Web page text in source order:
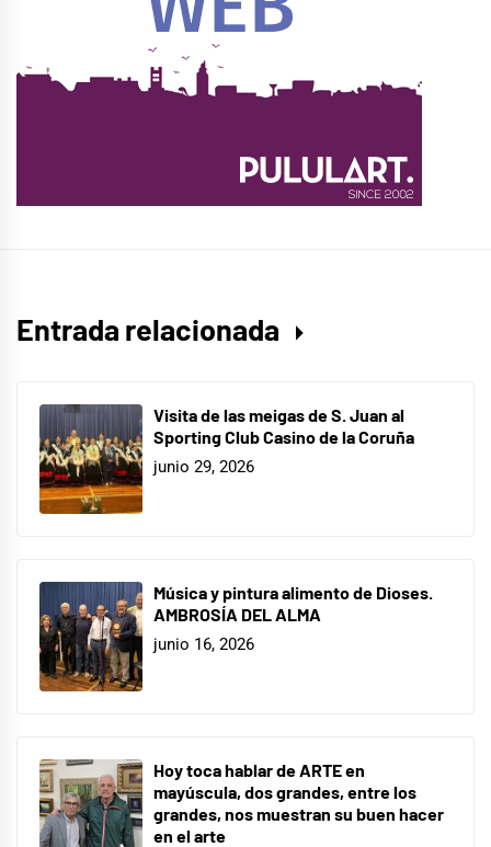
Entrada relacionada
Visita de las meigas de S. Juan al
Sporting Club Casino de la Coruña
junio 29, 2026
Música y pintura alimento de Dioses.
AMBROSÍA DEL ALMA
junio 16, 2026
Hoy toca hablar de ARTE en
mayúscula, dos grandes, entre los
grandes, nos muestran su buen hacer
en el arte